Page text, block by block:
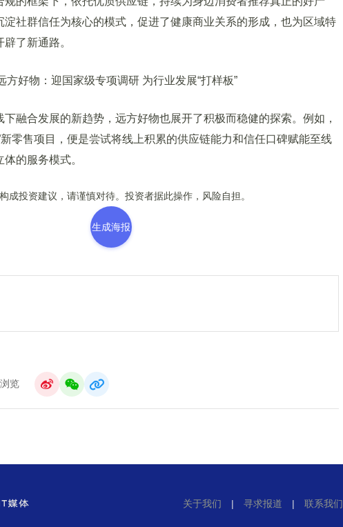
淀社群信任为核心的模式，促进了健康商业关系的形成，也为区域特
了新通路。
合发展的新趋势，远方好物也展开了积极而稳健的探索。例如，
零售项目，便是尝试将线上积累的供应链能力和信任口碑赋能至线
的服务模式。
投资建议，请谨慎对待。投资者据此操作，风险自担。
生成海报
览
关于我们 | 寻求报道 | 联系我们